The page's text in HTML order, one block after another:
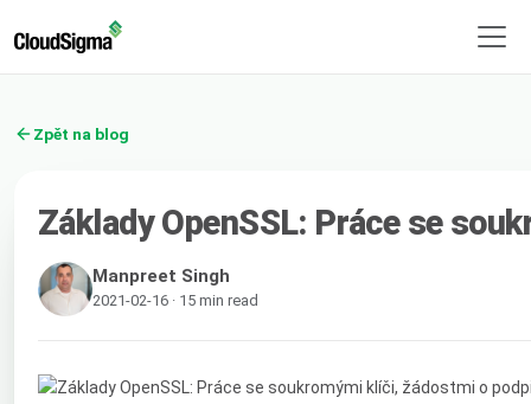
Zpět na blog
Základy OpenSSL: Práce se
Manpreet Singh
2021-02-16 · 15 min read